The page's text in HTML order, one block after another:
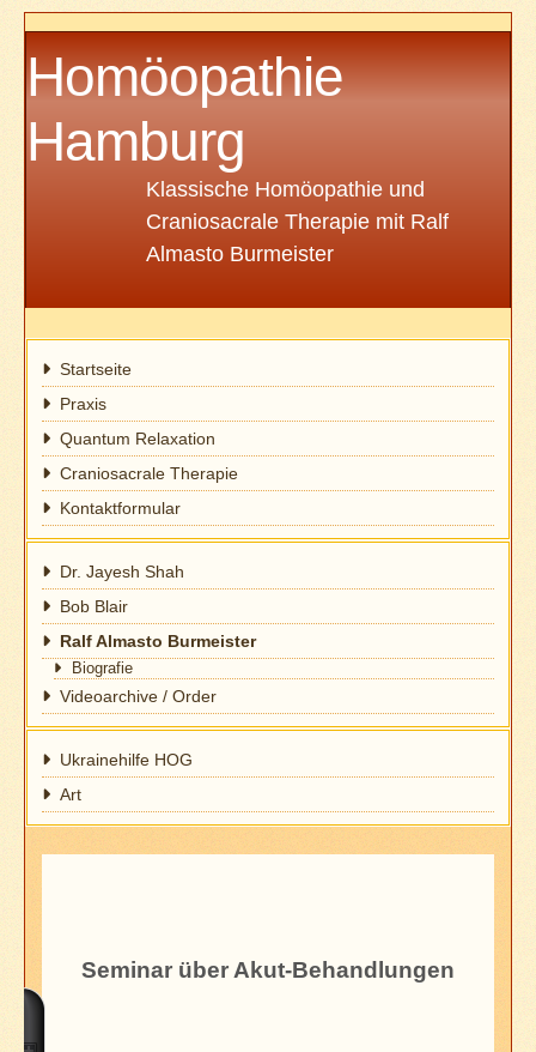
Homöopathie
Hamburg
Klassische Homöopathie und
Craniosacrale Therapie mit Ralf
Almasto Burmeister
Startseite
Praxis
Quantum Relaxation
Craniosacrale Therapie
Kontaktformular
Dr. Jayesh Shah
Bob Blair
Ralf Almasto Burmeister
Biografie
Videoarchive / Order
Ukrainehilfe HOG
Art
Seminar über Akut-Behandlungen